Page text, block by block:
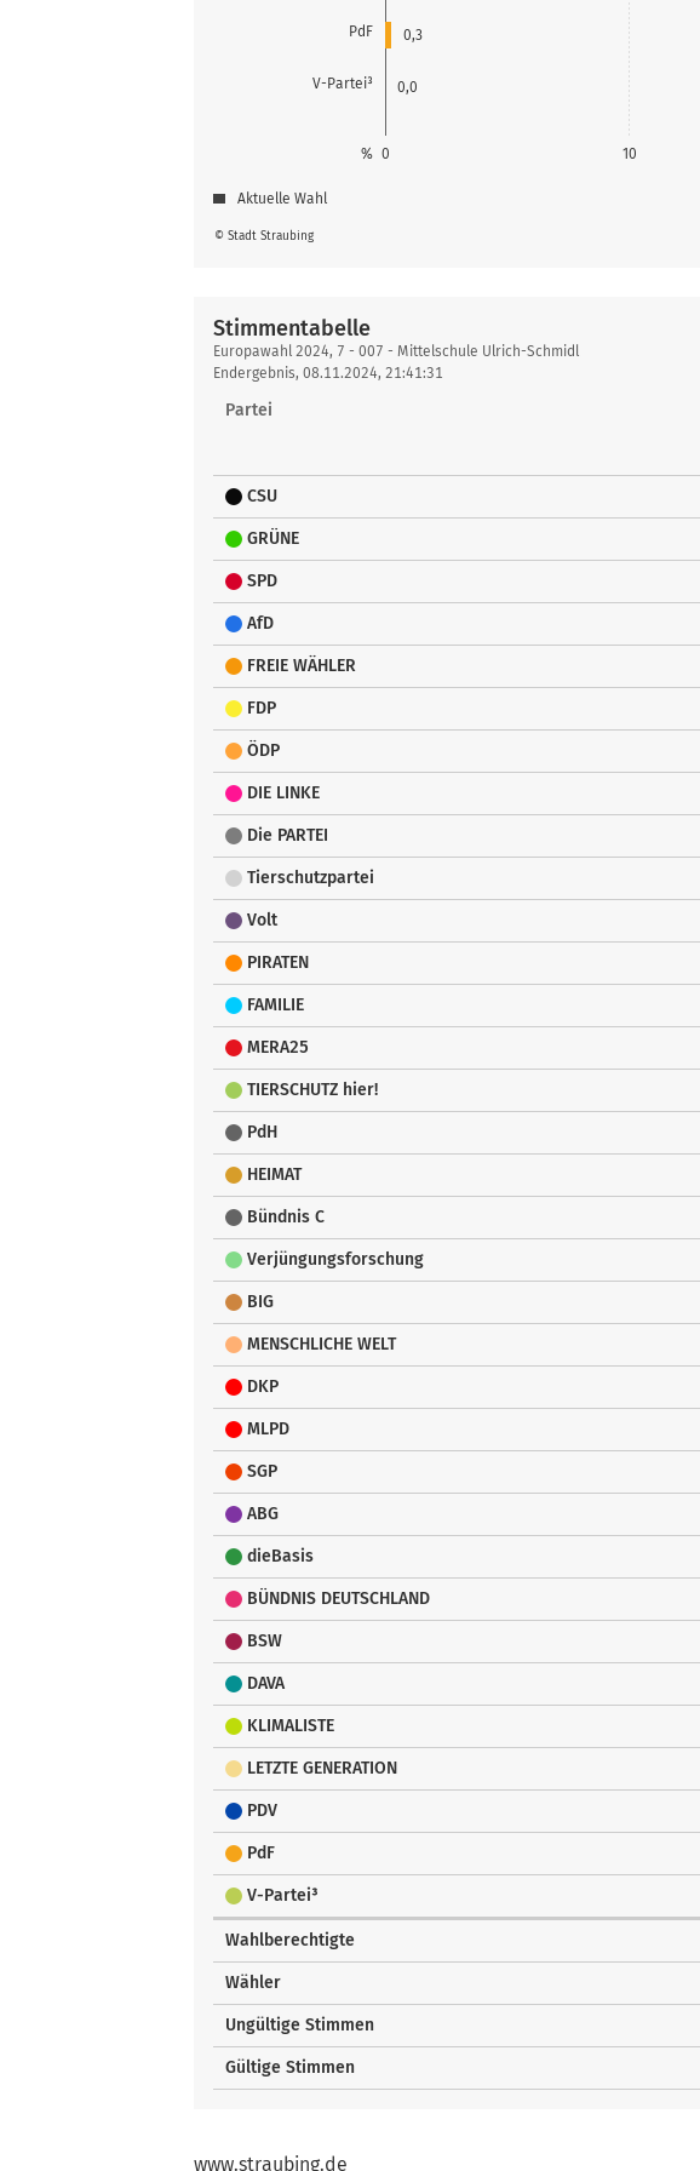
PdF
V-Partei³
0 10
%
0,3
0,0
© Stadt Straubing
Aktuelle Wahl
Stimmentabelle
Stimmentabelle
Europawahl 2024, 7 - 007 - Mittelschule Ulrich-Schmidl
Endergebnis, 08.11.2024, 21:41:31
Partei
CSU
GRÜNE
SPD
AfD
FREIE WÄHLER
FDP
ÖDP
DIE LINKE
Die PARTEI
Tierschutzpartei
Volt
PIRATEN
FAMILIE
MERA25
TIERSCHUTZ hier!
PdH
HEIMAT
Bündnis C
Verjüngungsforschung
BIG
MENSCHLICHE WELT
DKP
MLPD
SGP
ABG
dieBasis
BÜNDNIS DEUTSCHLAND
BSW
DAVA
KLIMALISTE
LETZTE GENERATION
PDV
PdF
V-Partei³
Wahlberechtigte
Wähler
Ungültige Stimmen
Gültige Stimmen
www.straubing.de